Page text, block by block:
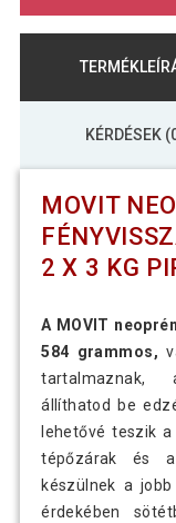
KÉRDÉSEK
MOVIT
2 X 3 KG
A MOVIT
584 grammos,
tartalmaznak,
állíthatod be
lehetővé teszik
tépőzárak és a
készülnek a
érdekében